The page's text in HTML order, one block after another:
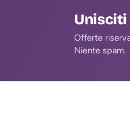
Unisciti
Offerte
Niente spam.